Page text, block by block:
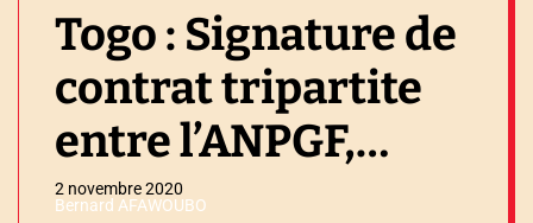
Togo : Signature de
contrat tripartite
entre l’ANPGF,
CECA et SGMT
2 novembre 2020
Bernard AFAWOUBO